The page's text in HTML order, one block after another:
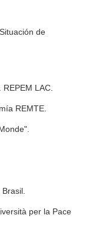
de
LAC.
REMTE.
per la Pace